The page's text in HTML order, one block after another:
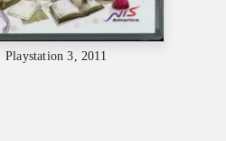
Playstation 3, 2011